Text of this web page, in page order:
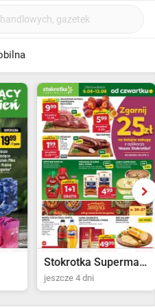
Stokrotka Supermarket
jeszcze 4 dni